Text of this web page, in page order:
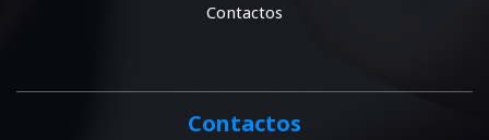
Contactos
Contactos